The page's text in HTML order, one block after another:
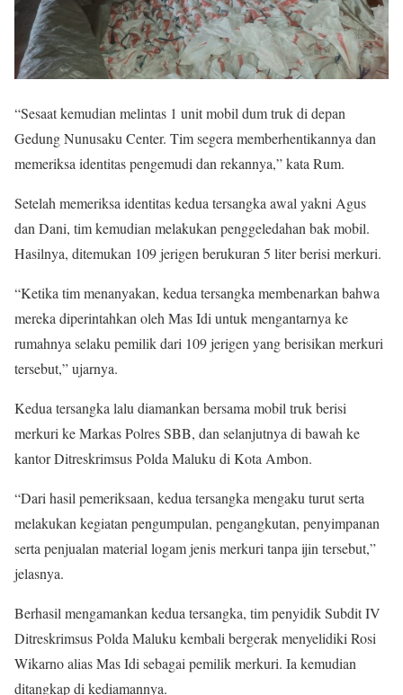
“Sesaat kemudian melintas 1 unit mobil dum truk di depan
Gedung Nunusaku Center. Tim segera memberhentikannya dan
memeriksa identitas pengemudi dan rekannya,” kata Rum.
Setelah memeriksa identitas kedua tersangka awal yakni Agus
dan Dani, tim kemudian melakukan penggeledahan bak mobil.
Hasilnya, ditemukan 109 jerigen berukuran 5 liter berisi merkuri.
“Ketika tim menanyakan, kedua tersangka membenarkan bahwa
mereka diperintahkan oleh Mas Idi untuk mengantarnya ke
rumahnya selaku pemilik dari 109 jerigen yang berisikan merkuri
tersebut,” ujarnya.
Kedua tersangka lalu diamankan bersama mobil truk berisi
merkuri ke Markas Polres SBB, dan selanjutnya di bawah ke
kantor Ditreskrimsus Polda Maluku di Kota Ambon.
“Dari hasil pemeriksaan, kedua tersangka mengaku turut serta
melakukan kegiatan pengumpulan, pengangkutan, penyimpanan
serta penjualan material logam jenis merkuri tanpa ijin tersebut,”
jelasnya.
Berhasil mengamankan kedua tersangka, tim penyidik Subdit IV
Ditreskrimsus Polda Maluku kembali bergerak menyelidiki Rosi
Wikarno alias Mas Idi sebagai pemilik merkuri. Ia kemudian
ditangkap di kediamannya.